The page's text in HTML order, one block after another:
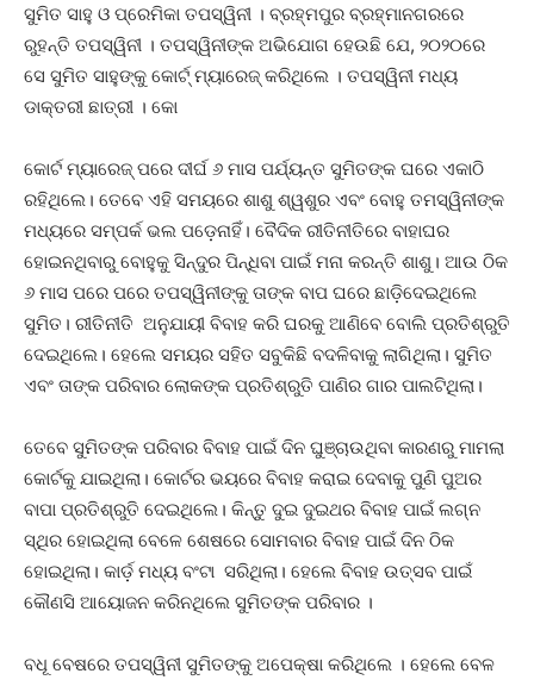
ସୁମିତ ସାହୁ ଓ ପ୍ରେମିକା ତପସ୍ୱିନୀ । ବ୍ରହ୍ମପୁର ବ୍ରହ୍ମାନଗରରେ
ରୁହନ୍ତି ତପସ୍ୱିନୀ । ତପସ୍ୱିନୀଙ୍କ ଅଭିଯୋଗ ହେଉଛି ଯେ, ୨୦୨୦ରେ
ସେ ସୁମିତ ସାହୁଙ୍କୁ କୋର୍ଟ୍ ମ୍ୟାରେଜ୍ କରିଥିଲେ । ତପସ୍ୱିନୀ ମଧ୍ୟ
ଡାକ୍ତରୀ ଛାତ୍ରୀ । କୋ
କୋର୍ଟ ମ୍ୟାରେଜ୍ ପରେ ଦୀର୍ଘ ୬ ମାସ ପର୍ଯ୍ୟନ୍ତ ସୁମିତଙ୍କ ଘରେ ଏକାଠି
ରହିଥିଲେ। ତେବେ ଏହି ସମୟରେ ଶାଶୁ ଶ୍ୱଶୁର ଏବଂ ବୋହୁ ତମସ୍ୱିନୀଙ୍କ
ମଧ୍ୟରେ ସମ୍ପର୍କ ଭଲ ପଡ଼େନାହିଁ। ବୈଦିକ ରୀତିନୀତିରେ ବାହାଘର
ହୋଇନଥିବାରୁ ବୋହୁକୁ ସିନ୍ଦୁର ପିନ୍ଧିବା ପାଇଁ ମନା କରନ୍ତି ଶାଶୁ। ଆଉ ଠିକ
୬ ମାସ ପରେ ପରେ ତପସ୍ୱିନୀଙ୍କୁ ତାଙ୍କ ବାପ ଘରେ ଛାଡ଼ିଦେଇଥିଲେ
ସୁମିତ। ରୀତିନୀତି ଅନୁଯାୟୀ ବିବାହ କରି ଘରକୁ ଆଣିବେ ବୋଲି ପ୍ରତିଶ୍ରୁତି
ଦେଇଥିଲେ। ହେଲେ ସମୟର ସହିତ ସବୁକିଛି ବଦଳିବାକୁ ଲାଗିଥିଲା। ସୁମିତ
ଏବଂ ତାଙ୍କ ପରିବାର ଲୋକଙ୍କ ପ୍ରତିଶ୍ରୁତି ପାଣିର ଗାର ପାଲଟିଥିଲା।
ତେବେ ସୁମିତଙ୍କ ପରିବାର ବିବାହ ପାଇଁ ଦିନ ଘୁଞ୍ଚାଉଥିବା କାରଣରୁ ମାମଲା
କୋର୍ଟକୁ ଯାଇଥିଲା। କୋର୍ଟର ଭୟରେ ବିବାହ କରାଇ ଦେବାକୁ ପୁଣି ପୁଅର
ବାପା ପ୍ରତିଶ୍ରୁତି ଦେଇଥିଲେ। କିନ୍ତୁ ଦୁଇ ଦୁଇଥର ବିବାହ ପାଇଁ ଲଗ୍ନ
ସ୍ଥିର ହୋଇଥିଲା ବେଳେ ଶେଷରେ ସୋମବାର ବିବାହ ପାଇଁ ଦିନ ଠିକ
ହୋଇଥିଲା। କାର୍ଡ଼ ମଧ୍ୟ ବଂଟା ସରିଥିଲା। ହେଲେ ବିବାହ ଉତ୍ସବ ପାଇଁ
କୌଣସି ଆୟୋଜନ କରିନଥିଲେ ସୁମିତଙ୍କ ପରିବାର ।
ବଧୂ ବେଷରେ ତପସ୍ୱିନୀ ସୁମିତଙ୍କୁ ଅପେକ୍ଷା କରିଥିଲେ । ହେଲେ ବେଳ